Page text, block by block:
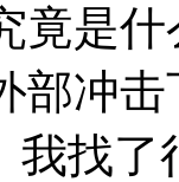
竟是
部冲
我找